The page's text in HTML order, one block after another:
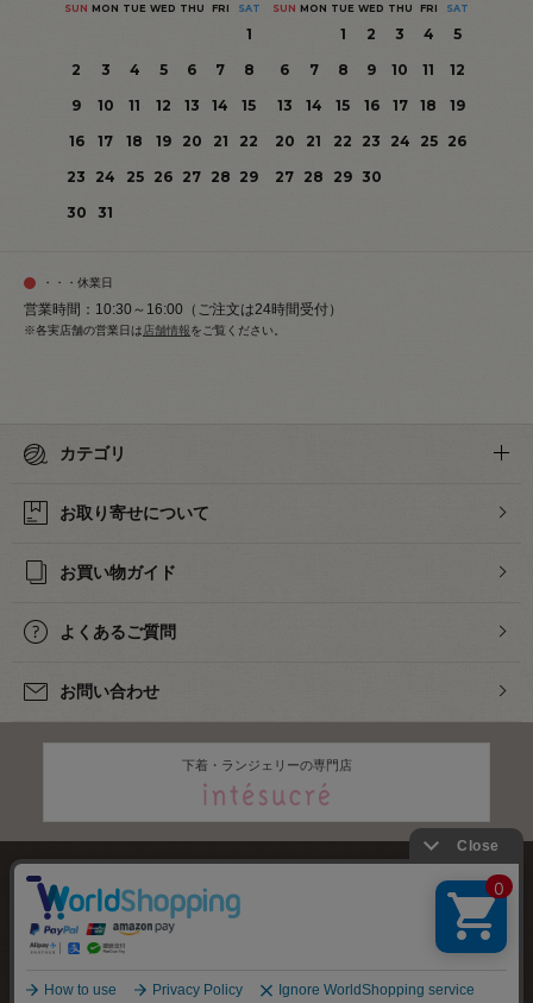
SUN MON TUE WED THU FRI SAT
1
2
3 4 5 6 7
8
9
10 11 12 13 14
15
16
17 18 19 20 21
22
23
24 25 26 27 28 29
30
31
SUN MON TUE WED THU FRI SAT
1 2 3 4
5
6
7 8 9 10 11
12
13
14 15 16 17 18
19
20
21 22 23 24 25
26
27 28 29 30
・・・休業日
営業時間：10:30～16:00（ご注文は24時間受付）
※各実店舗の営業日は 店舗情報をご覧ください。
カテゴリ
お取り寄せについて
お買い物ガイド
よくあるご質問
お問い合わせ
下着・ランジェリーの専門店
特定商取引法に基づく表記 サイトマップ
2012-2026OKADAYA CO.,LTD.